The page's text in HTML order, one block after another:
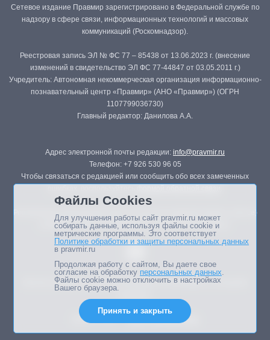
Сетевое издание Правмир зарегистрировано в Федеральной службе по
надзору в сфере связи, информационных технологий и массовых
коммуникаций (Роскомнадзор).
Реестровая запись ЭЛ № ФС 77 – 85438 от 13.06.2023 г. (внесение
изменений в свидетельство ЭЛ ФС 77-44847 от 03.05.2011 г.)
Учредитель: Автономная некоммерческая организация информационно-
познавательный центр «Правмир» (АНО «Правмир») (ОГРН
1107799036730)
Главный редактор: Данилова А.А.
Адрес электронной почты редакции: info@pravmir.ru
Телефон: +7 926 530 96 05
Чтобы связаться с редакцией или сообщить обо всех замеченных
Републикация материалов сайта в печатных изданиях (книгах, прессе)
возможна только с письменного разрешения редакции.
Мнение авторов статей портала может не совпадать с позицией
Дизайн сайта -
Файлы Cookies
Для улучшения работы сайт pravmir.ru может
собирать данные, используя файлы cookie и
метрические программы. Это соответствует
Политике обработки и защиты персональных данных
в pravmir.ru
Продолжая работу с сайтом, Вы даете свое
согласие на обработку персональных данных.
Файлы cookie можно отключить в настройках
Вашего браузера.
Принять и закрыть